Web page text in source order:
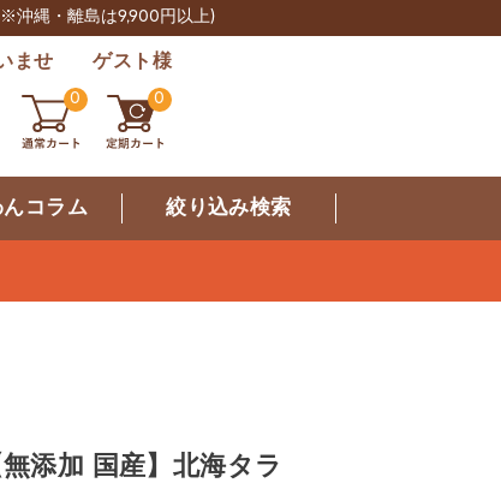
沖縄・離島は9,900円以上)
いませ ゲスト様
0 0
コラム 絞り込み検索
添加 国産】北海タラ